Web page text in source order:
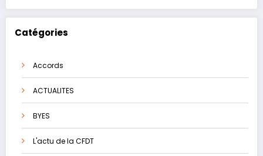
Catégories
Accords
ACTUALITES
BYES
L'actu de la CFDT